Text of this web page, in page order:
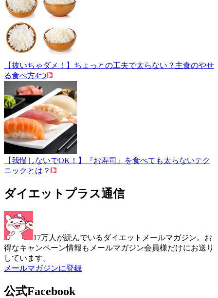
【抜いちゃダメ！】ちょっとの工夫で太らない？主食のやせ
る食べ方4つ
【我慢しないでOK！】『お寿司』を食べても太らないテク
ニックとは？
ダイエットプラス通信
17万人が読んでいるダイエットメールマガジン。お
得なキャンペーン情報もメールマガジン会員様だけにお送り
しています。
メールマガジンに登録
公式Facebook